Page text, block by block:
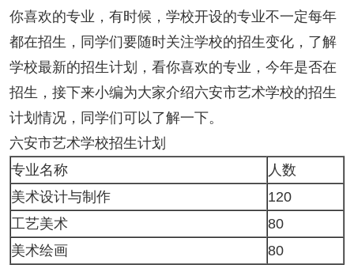
你喜欢的专业，有时候，学校开设的专业不一定每年
都在招生，同学们要随时关注学校的招生变化，了解
学校最新的招生计划，看你喜欢的专业，今年是否在
招生，接下来小编为大家介绍六安市艺术学校的招生
计划情况，同学们可以了解一下。
六安市艺术学校招生计划
专业名称
人数
美术设计与制作
120
工艺美术
80
美术绘画
80